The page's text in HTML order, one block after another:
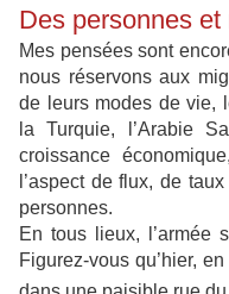
Des personnes
Mes pensées sont
nous réservons aux
de leurs modes de vie,
la Turquie, l’Arabie
croissance
l’aspect de flux, de
personnes.
En tous lieux, l’armée
Figurez-vous qu’hier,